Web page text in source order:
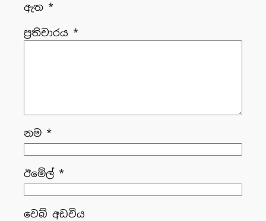
ඇත *
ප්‍රතිචාරය *
නම *
ඊමේල් *
වෙබ් අඩවිය